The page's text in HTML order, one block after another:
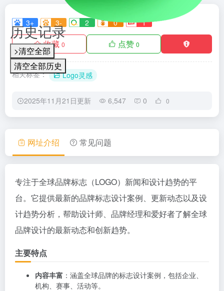
历史记录
>清空全部
清空全部历史
3+ 3- 2 0 1
收藏 0 点赞 0
相关标签： Logo灵感
2025年11月21日更新 6,547 0 0
网址介绍 常见问题
专注于全球品牌标志（LOGO）新闻和设计趋势的平
台。它提供最新的品牌标志设计案例、更新动态以及设
计趋势分析，帮助设计师、品牌经理和爱好者了解全球
品牌设计的最新动态和创新趋势。
主要特点
内容丰富 ：涵盖全球品牌的标志设计案例，包括企业、
机构、赛事、活动等。